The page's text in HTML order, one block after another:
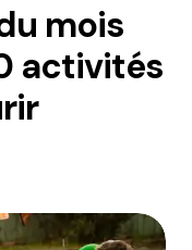
mois
activités